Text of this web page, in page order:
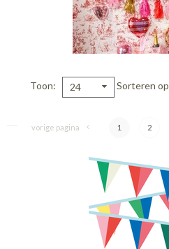
Toon 24 Sorteren op
vorige pagina 1 2